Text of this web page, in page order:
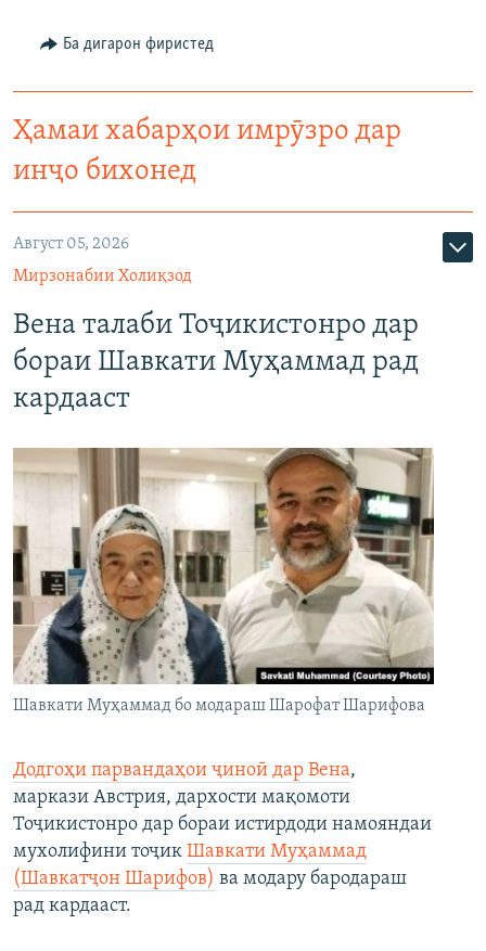
Ба дигарон фиристед
Ҳамаи хабарҳои имрӯзро дар
инҷо бихонед
Август 05, 2026
Мирзонабии Холиқзод
Вена талаби Тоҷикистонро дар
бораи Шавкати Муҳаммад рад
кардааст
Шавкати Муҳаммад бо модараш Шарофат Шарифова
Додгоҳи парвандаҳои ҷиноӣ дар Вена,
маркази Австрия, дархости мақомоти
Тоҷикистонро дар бораи истирдоди намояндаи
мухолифини тоҷик Шавкати Муҳаммад
(Шавкатҷон Шарифов) ва модару бародараш
рад кардааст.